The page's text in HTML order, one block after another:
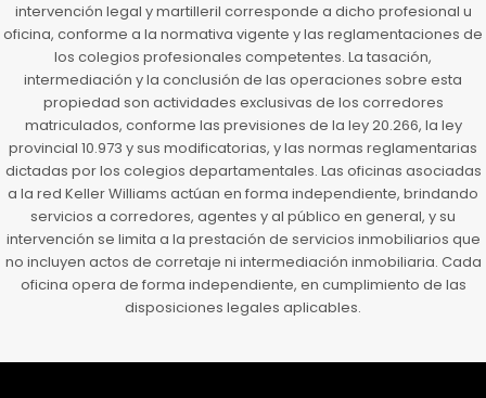
intervención legal y martilleril corresponde a dicho profesional u
oficina, conforme a la normativa vigente y las reglamentaciones de
los colegios profesionales competentes. La tasación,
intermediación y la conclusión de las operaciones sobre esta
propiedad son actividades exclusivas de los corredores
matriculados, conforme las previsiones de la ley 20.266, la ley
provincial 10.973 y sus modificatorias, y las normas reglamentarias
dictadas por los colegios departamentales. Las oficinas asociadas
a la red Keller Williams actúan en forma independiente, brindando
servicios a corredores, agentes y al público en general, y su
intervención se limita a la prestación de servicios inmobiliarios que
no incluyen actos de corretaje ni intermediación inmobiliaria. Cada
oficina opera de forma independiente, en cumplimiento de las
disposiciones legales aplicables.